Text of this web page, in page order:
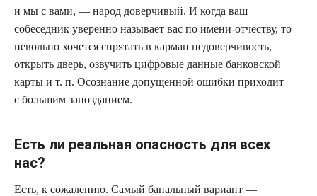
и мы с вами, — народ доверчивый. И когда ваш
собеседник уверенно называет вас по имени-отчеству, то
невольно хочется спрятать в карман недоверчивость,
открыть дверь, озвучить цифровые данные банковской
карты и т. п. Осознание допущенной ошибки приходит
с большим запозданием.
Есть ли реальная опасность для всех
нас?
Есть, к сожалению. Самый банальный вариант —